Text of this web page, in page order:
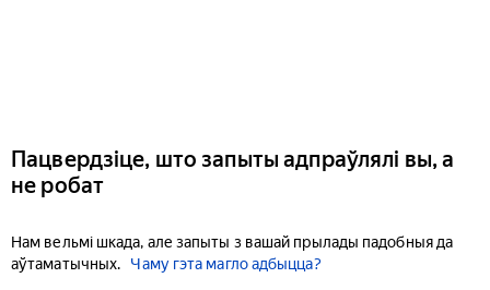
Пацвердзіце, што запыты адпраўлялі вы, а
не робат
Нам вельмі шкада, але запыты з вашай прылады падобныя да
аўтаматычных.
Чаму гэта магло адбыцца?